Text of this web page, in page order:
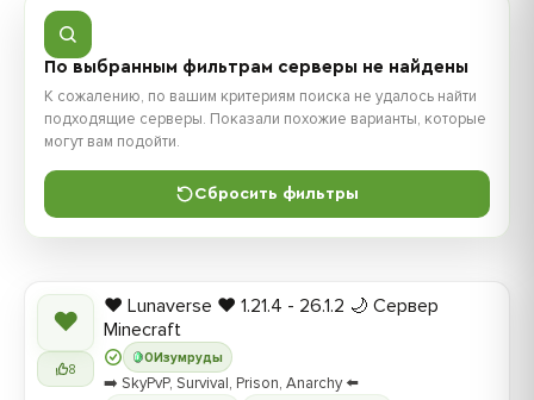
По выбранным фильтрам серверы не найдены
К сожалению, по вашим критериям поиска не удалось найти
подходящие серверы. Показали похожие варианты, которые
могут вам подойти.
Сбросить фильтры
❤
8
0Изумруды
❤️ Lunaverse ❤️ 1.21.4 - 26.1.2 🌙 Сервер
Minecraft
➡️ SkyPvP, Survival, Prison, Anarchy ⬅️